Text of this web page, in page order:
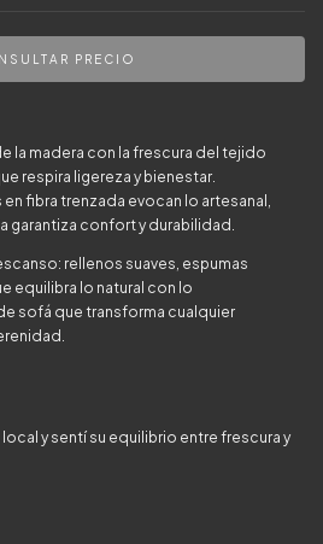
la madera con la frescura del tejido
respira ligereza y bienestar.
en fibra trenzada evocan lo artesanal,
garantiza confort y durabilidad.
rellenos suaves, espumas
equilibra lo natural con lo
sofá que transforma cualquier
local y sentí su equilibrio entre frescura y